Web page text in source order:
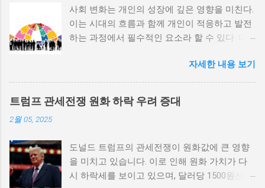
적 갈등이 심화되고, 이로 인해 내전의 위험이
증가한다. 이와 같은 경우, 국민들은 정부에 대
한 불만을 느끼고, 체제 전복을 위해 무장 세력
역사적으로도 정치적 불안정성이 높은 국가에
서는 종종 내전이 발발했던 예가 많다. 이러한
비극적인 상황을 방지하기 위해서는 먼저 정치
한 원인 중 하나는 경제적 불균형이다. 경제가
일부 계층에 의해 독점되고, 대다수의 국민이 경
제적 불안정과 빈곤 속에서 고통받게 되면, 사회
사회 변화는 개인의 성장에 깊은 영향을 미친다.
이는 시대의 흐름과 함께 개인이 적응하고 발전
하는 과정에서 필수적인 요소라 할 수 있다. 따
탐구하는 것이 필요하다. 사회 변화의 의미와 구
조 사회 변화란 특정 사회의 구조, 문화, 가치관
등이 시간이 지남에 따라 변화하는 과정을 의미
한다. 이러한 변화는 다양한 요인에 의해 발생할
이루어진다. 예를 들어, 산업 혁명은 사람들이
일하는 방식과 생활 방식을 완전히 변화시켰다.
이에 따라 개인의 역할과 목표 또한 변화할 수밖
자세한 내용 보기
트럼프 관세전쟁 원화 하락 우려 증대
2월 05, 2025
도널드 트럼프의 관세전쟁이 원화값에 큰 영향
을 미치고 있습니다. 이로 인해 원화 가치가 다
시 하락세를 보이고 있으며, 달러당 1500원선이